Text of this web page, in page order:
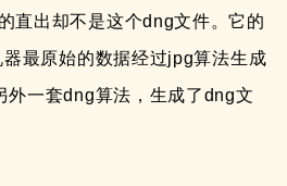
直出却不是这个dng文件。它的
最原始的数据经过jpg算法生成
外一套dng算法，生成了dng文